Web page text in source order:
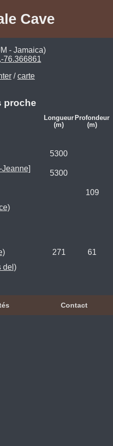
Cave
- Jamaica)
76.366861
/carte
proche
Longueur
(m)
Profondeur
(m)
5300
5300
109
271
61
del)
Contact